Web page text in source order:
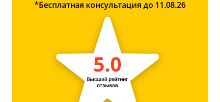
*Бесплатная консультация до 11.08.26